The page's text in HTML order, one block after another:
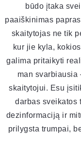
būdo įtaka
paaiškinimas
skaitytojas ne tik
kur jie kyla,
galima pritaikyti
man svarbiausia
skaitytojui. Esu
darbas sveikatos
dezinformaciją ir
prilygsta trumpai,